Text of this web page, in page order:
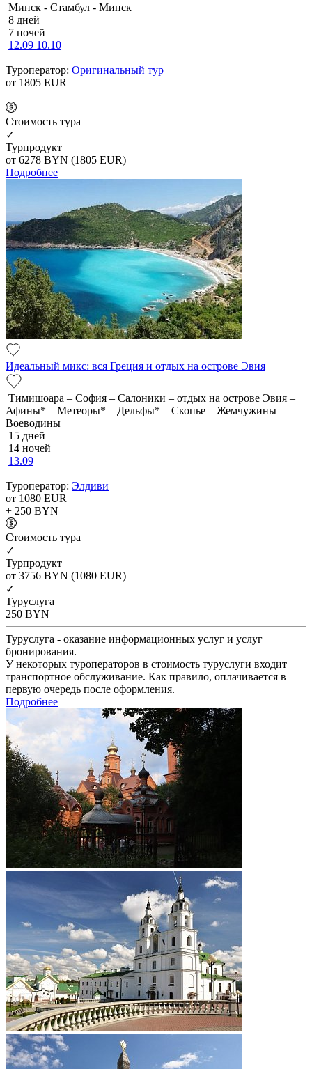
Минск - Стамбул - Минск
8 дней
7 ночей
12.09 10.10
Туроператор: Оригинальный тур
от 1805 EUR
Cтоимость тура
✓
Турпродукт
от 6278 BYN (1805 EUR)
Подробнее
Идеальный микс: вся Греция и отдых на острове Эвия
Тимишоара – София – Салоники – отдых на острове Эвия –
Афины* – Метеоры* – Дельфы* – Скопье – Жемчужины
Воеводины
15 дней
14 ночей
13.09
Туроператор: Элдиви
от 1080 EUR
+ 250 BYN
Cтоимость тура
✓
Турпродукт
от 3756 BYN (1080 EUR)
✓
Туруслуга
250 BYN
Туруслуга - оказание информационных услуг и услуг
бронирования.
У некоторых туроператоров в стоимость туруслуги входит
транспортное обслуживание. Как правило, оплачивается в
первую очередь после оформления.
Подробнее